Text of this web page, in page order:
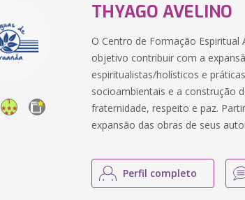
THYAGO AVELINO
O Centro de Formação Espiritual
objetivo contribuir com a
espiritualistas/holísticos e
socioambientais e a construção
fraternidade, respeito e paz.
expansão das obras de seus
Perfil completo